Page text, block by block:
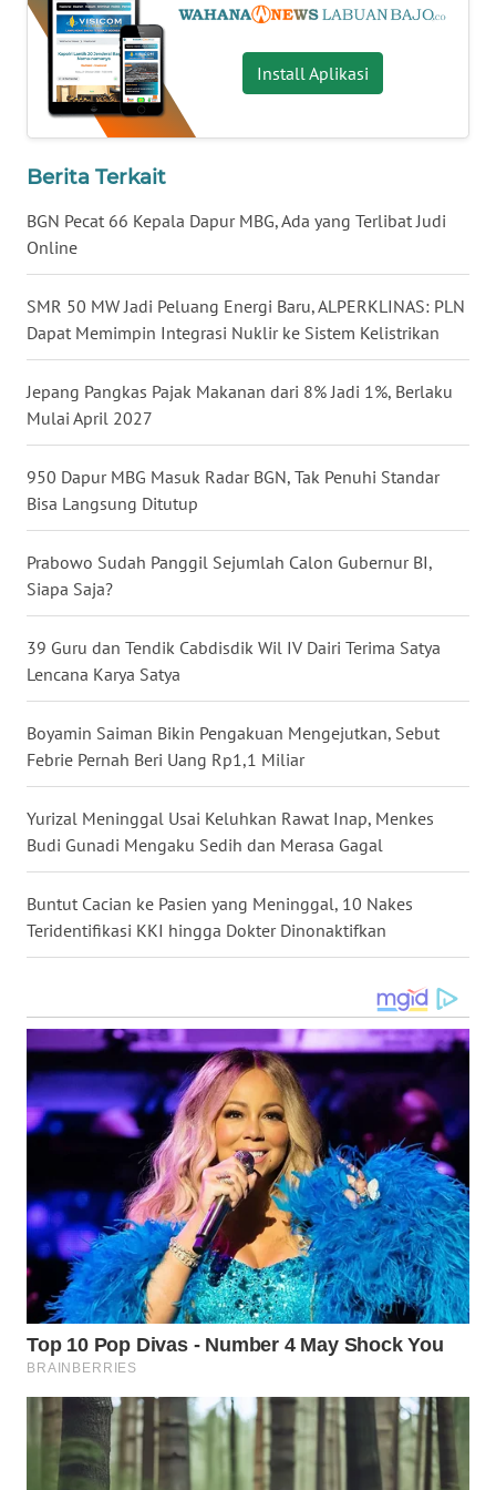
Install Aplikasi
Berita Terkait
BGN Pecat 66 Kepala Dapur MBG, Ada yang Terlibat Judi
Online
SMR 50 MW Jadi Peluang Energi Baru, ALPERKLINAS: PLN
Dapat Memimpin Integrasi Nuklir ke Sistem Kelistrikan
Jepang Pangkas Pajak Makanan dari 8% Jadi 1%, Berlaku
Mulai April 2027
950 Dapur MBG Masuk Radar BGN, Tak Penuhi Standar
Bisa Langsung Ditutup
Prabowo Sudah Panggil Sejumlah Calon Gubernur BI,
Siapa Saja?
39 Guru dan Tendik Cabdisdik Wil IV Dairi Terima Satya
Lencana Karya Satya
Boyamin Saiman Bikin Pengakuan Mengejutkan, Sebut
Febrie Pernah Beri Uang Rp1,1 Miliar
Yurizal Meninggal Usai Keluhkan Rawat Inap, Menkes
Budi Gunadi Mengaku Sedih dan Merasa Gagal
Buntut Cacian ke Pasien yang Meninggal, 10 Nakes
Teridentifikasi KKI hingga Dokter Dinonaktifkan
BARAT
RIAU
SERAMBI
WN
JAMBI
WN
SULTRA
WN
NTB
WN
SULTENG
WN
SULBAR
WN
SUMBAR
SUMSEL
BENGKULU
WN
JATENG
WN
WN
JOGJA
WN
JATIM
WN
BALI
WN
KALBAR